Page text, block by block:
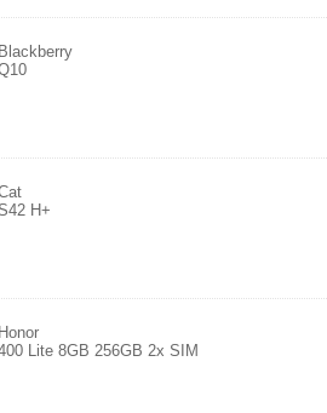
Blackberry
H+
Honor
Lite 8GB 256GB 2x SIM